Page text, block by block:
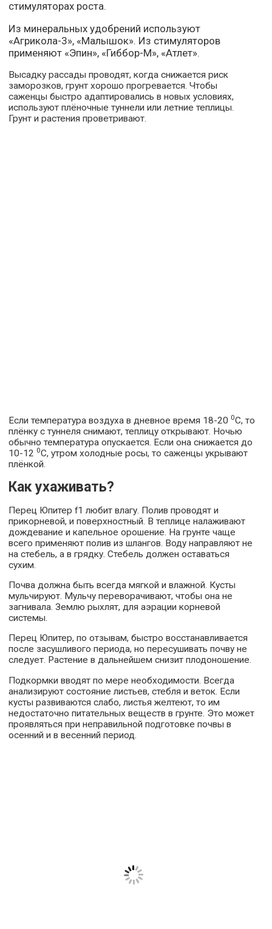
стимуляторах роста.
Из минеральных удобрений используют
«Агрикола-3», «Малышок». Из стимуляторов
применяют «Эпин», «Гиббор-М», «Атлет».
Высадку рассады проводят, когда снижается риск
заморозков, грунт хорошо прогревается. Чтобы
саженцы быстро адаптировались в новых условиях,
используют плёночные туннели или летние теплицы.
Грунт и растения проветривают.
Если температура воздуха в дневное время 18-20 0С, то
плёнку с туннеля снимают, теплицу открывают. Ночью
обычно температура опускается. Если она снижается до
10-12 0С, утром холодные росы, то саженцы укрывают
плёнкой.
Как ухаживать?
Перец Юпитер f1 любит влагу. Полив проводят и
прикорневой, и поверхностный. В теплице налаживают
дождевание и капельное орошение. На грунте чаще
всего применяют полив из шлангов. Воду направляют не
на стебель, а в грядку. Стебель должен оставаться
сухим.
Почва должна быть всегда мягкой и влажной. Кусты
мульчируют. Мульчу переворачивают, чтобы она не
загнивала. Землю рыхлят, для аэрации корневой
системы.
Перец Юпитер, по отзывам, быстро восстанавливается
после засушливого периода, но пересушивать почву не
следует. Растение в дальнейшем снизит плодоношение.
Подкормки вводят по мере необходимости. Всегда
анализируют состояние листьев, стебля и веток. Если
кусты развиваются слабо, листья желтеют, то им
недостаточно питательных веществ в грунте. Это может
проявляться при неправильной подготовке почвы в
осенний и в весенний период.